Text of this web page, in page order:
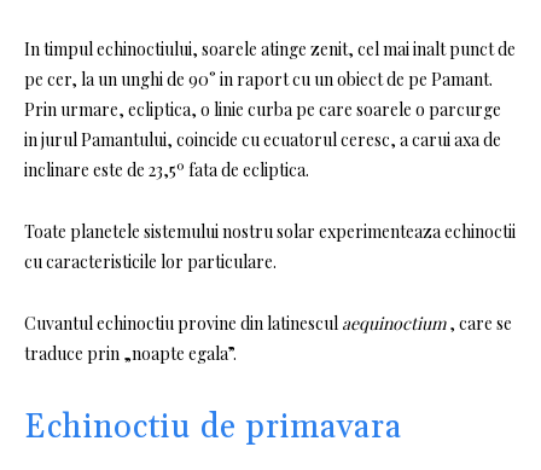
In timpul echinoctiului, soarele atinge zenit, cel mai inalt punct de
pe cer, la un unghi de 90° in raport cu un obiect de pe Pamant.
Prin urmare, ecliptica, o linie curba pe care soarele o parcurge
in jurul Pamantului, coincide cu ecuatorul ceresc, a carui axa de
inclinare este de 23,5º fata de ecliptica.
Toate planetele sistemului nostru solar experimenteaza echinoctii
cu caracteristicile lor particulare.
Cuvantul echinoctiu provine din latinescul aequinoctium, care se
traduce prin „noapte egala”.
Echinoctiu de primavara